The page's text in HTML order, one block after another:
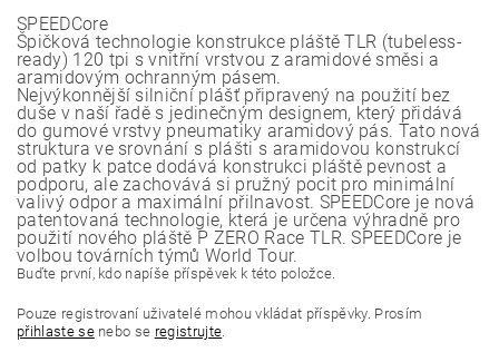
SPEEDCore
Špičková technologie konstrukce pláště TLR (tubeless-
ready) 120 tpi s vnitřní vrstvou z aramidové směsi a
aramidovým ochranným pásem.
Nejvýkonnější silniční plášť připravený na použití bez
duše v naší řadě s jedinečným designem, který přidává
do gumové vrstvy pneumatiky aramidový pás. Tato nová
struktura ve srovnání s plášti s aramidovou konstrukcí
od patky k patce dodává konstrukci pláště pevnost a
podporu, ale zachovává si pružný pocit pro minimální
valivý odpor a maximální přilnavost. SPEEDCore je nová
patentovaná technologie, která je určena výhradně pro
použití nového pláště P ZERO Race TLR. SPEEDCore je
volbou továrních týmů World Tour.
Buďte první, kdo napíše příspěvek k této položce.
Pouze registrovaní uživatelé mohou vkládat příspěvky. Prosím
přihlaste senebo se registrujte.